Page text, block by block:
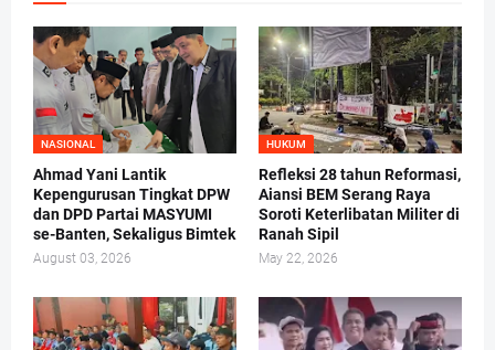
NASIONAL
Ahmad Yani Lantik
Kepengurusan Tingkat DPW
dan DPD Partai MASYUMI
se-Banten, Sekaligus Bimtek
August 03, 2026
HUKUM
Refleksi 28 tahun Reformasi,
Aiansi BEM Serang Raya
Soroti Keterlibatan Militer di
Ranah Sipil
May 22, 2026